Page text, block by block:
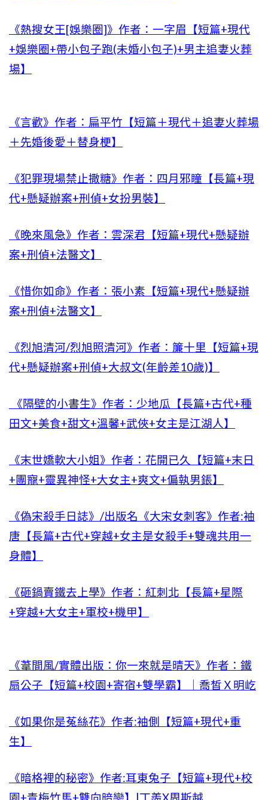
《熱搜女王[娛樂圈]》作者：一字眉【短篇+現代
+娛樂圈+帶小包子跑(未婚小包子)+男主追妻火葬
場】
《言歡》作者：扁平竹【短篇＋現代＋追妻火葬場
＋先婚後愛＋替身梗】
《犯罪現場禁止撒糖》作者：四月邪瞳【長篇+現
代+懸疑辦案+刑偵+女扮男裝】
《晚來風急》作者：雲深君【短篇+現代+懸疑辦
案+刑偵+法醫文】
《惜你如命》作者：張小素【短篇+現代+懸疑辦
案+刑偵+法醫文】
《烈旭清河/烈旭照清河》作者：簾十里【短篇+現
代+懸疑辦案+刑偵+大叔文(年齡差10歲)】
《隔壁的小書生》作者：少地瓜【長篇+古代+種
田文+美食+甜文+溫馨+武俠+女主是江湖人】
《末世嬌軟大小姐》作者：花開已久【短篇+末日
+團寵+靈異神怪+大女主+爽文+偏執男鋹】
《偽宋殺手日誌》/出版名《大宋女刺客》作者:袖
唐【長篇+古代+穿越+女主是女殺手+雙魂共用一
身體】
《砸鍋賣鐵去上學》作者：紅刺北【長篇+星際
+穿越+大女主+軍校+機甲】
《葦間風/實體出版：你一來就是晴天》作者：鐵
扇公子【短篇+校園+寄宿+雙學霸】｜喬皙Ｘ明屹
《如果你是菟絲花》作者:袖側【短篇+現代+重
生】
《暗格裡的秘密》作者:耳東兔子【短篇+現代+校
園+青梅竹馬+雙向暗戀】|丁羨X周斯越